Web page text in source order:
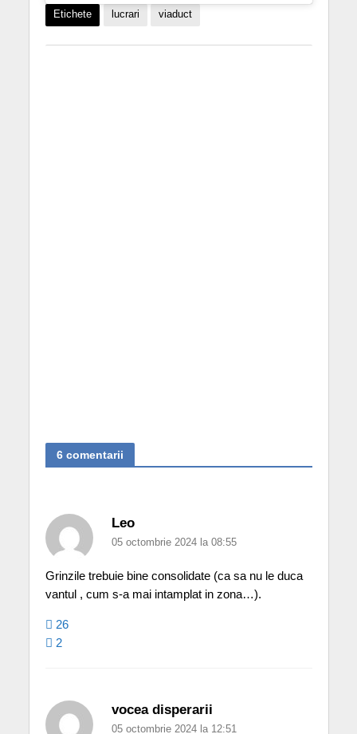
Etichete lucrari viaduct
6 comentarii
Leo
05 octombrie 2024 la 08:55
Grinzile trebuie bine consolidate (ca sa nu le duca
vantul , cum s-a mai intamplat in zona…).
26
2
vocea disperarii
05 octombrie 2024 la 12:51